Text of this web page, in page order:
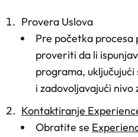
Provera Uslova
Pre početka
proveriti da li
programa,
i zadovoljavajući nivo
Kontaktiranje
Obratite se